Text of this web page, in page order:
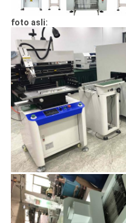
foto asli: